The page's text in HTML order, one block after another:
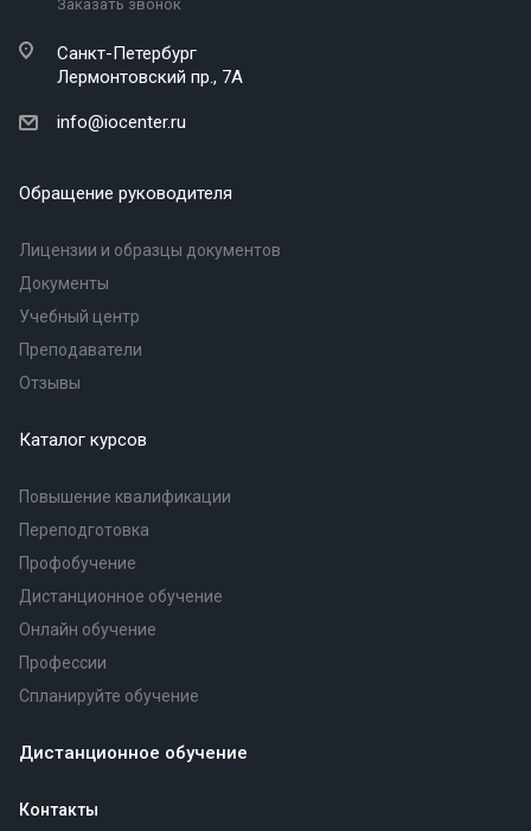
Заказать звонок
Санкт-Петербург
Лермонтовский пр., 7А
info@iocenter.ru
Обращение руководителя
Лицензии и образцы документов
Документы
Учебный центр
Преподаватели
Отзывы
Каталог курсов
Повышение квалификации
Переподготовка
Профобучение
Дистанционное обучение
Онлайн обучение
Профессии
Спланируйте обучение
Дистанционное обучение
Контакты